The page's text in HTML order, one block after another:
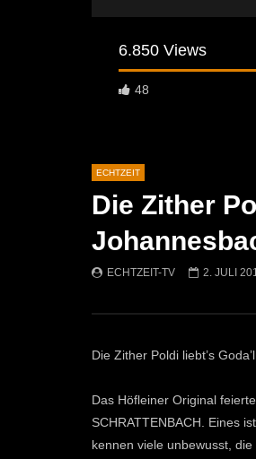
6.850 Views
48
07:46
„Spirituelle Reise“
Mittendrin
ECHTZEIT
Die Zither
ECHTZEIT-TV 2. JULI
Die Zither Poldi liebt’s
Das Höfleiner Original
SCHRATTENBACH. Eines
kennen viele unbewusst,